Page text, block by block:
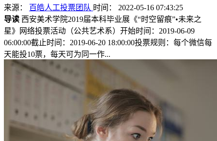
来源： 百皓人工投票团队 时间： 2022-05-16 07:43:25
导读 西安美术学院2019届本科毕业展《“时空留痕”•未来之
星》网络投票活动（公共艺术系）开始时间：2019-06-09
06:00:00截止时间：2019-06-20 18:00:00投票规则：每个微信每
天能投10票，每天可为同一作...